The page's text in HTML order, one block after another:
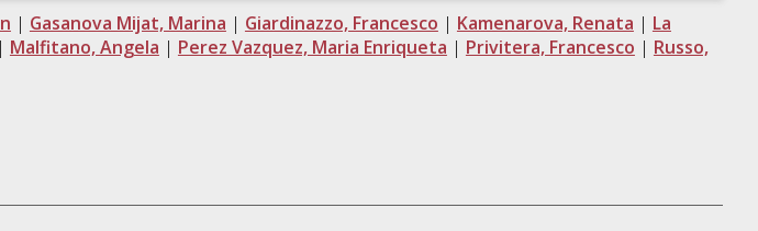
| Gasanova Mijat, Marina | Giardinazzo, Francesco | Kamenarova, Renata | La
| Malfitano, Angela | Perez Vazquez, Maria Enriqueta | Privitera, Francesco | Russo,